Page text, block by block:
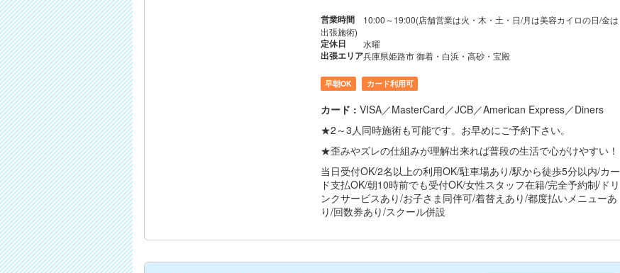
営業時間
10:00～19:00(店舗営業は火・木・土・日/月は美容カイロの日/金は
出張施術)
定休日 水曜
出張エリア兵庫県姫路市 御着・白浜・高砂・宝殿
早朝OK カード利用可
カード : VISA／MasterCard／JCB／American Express／Diners
★2～3人同時施術も可能です。お早めにご予約下さい。
★歪みやズレの仕組みが理解出来れば普段の生活で心がけやすい！
当日受付OK/2名以上の利用OK/駐車場あり/駅から徒歩5分以内/カー
ド支払OK/朝10時前でも受付OK/女性スタッフ在籍/完全予約制/ドリ
ンクサービスあり/お子さま同伴可/着替えあり/都度払いメニューあ
り/回数券あり/スクール併設